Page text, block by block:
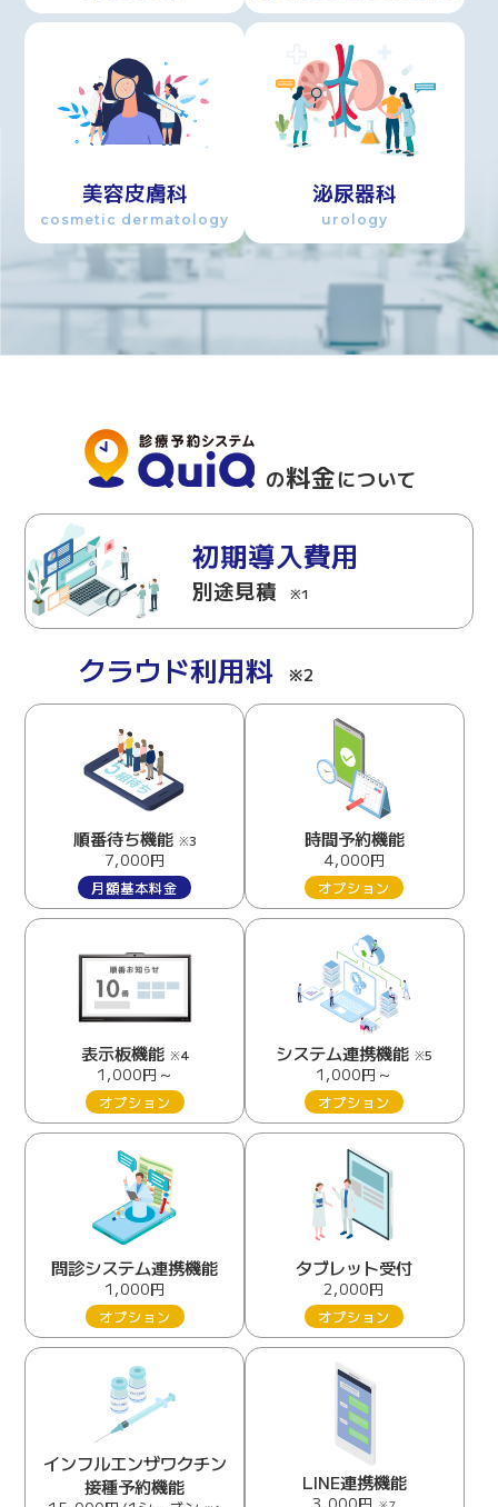
美容皮膚科
cosmetic dermatology
泌尿器科
urology
の料金について
初期導入費用
別途見積 ※1
クラウド利用料 ※2
順番待ち機能 ※3
7,000円
月額基本料金
時間予約機能
4,000円
オプション
表示板機能 ※4
1,000円～
オプション
システム連携機能 ※5
1,000円～
オプション
問診システム連携機能
1,000円
オプション
タブレット受付
2,000円
オプション
インフルエンザワクチン
接種予約機能
LINE連携機能